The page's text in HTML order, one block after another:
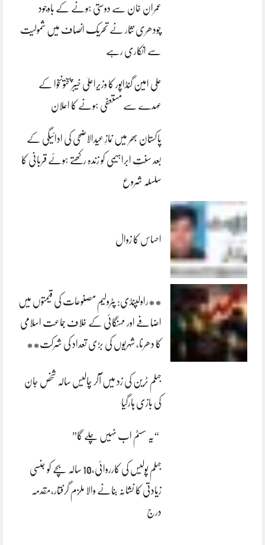
عمران خان سے دوستی ہونے کے باوجود
چودھری نثار نے تحریک انصاف میں شمولیت
سے انکاری رہے
علی امین گنڈاپور کا وزیراعلیٰ خیبرپختونخوا کے
عہدے سے مستعفی ہونے کا اعلان
پاکستان بھر میں نمازِ عیدالاضحی کی ادائیگی کے
بعد سنتِ ابراہیمی کو زندہ رکھتے ہوئے قربانی کا
سلسلہ شروع
احساس کا زوال
**راولپنڈی: پٹرولیم مصنوعات کی قیمتوں میں
اضافے اور مہنگائی کے خلاف جماعت اسلامی
کا دھرنا، شہریوں کی بڑی تعداد کی شرکت**
جہلم ٹرین کی زد میں آکر چالیس سالہ شخص جان
کی بازی ہارگیا
“یہ سسٹم اب نہیں چلے گا”
جہلم پولیس کی کارروائی،10 سالہ بچے کو جنسی
زیادتی کا نشانہ بنانے والا ملزم گرفتار،مقدمہ
درج